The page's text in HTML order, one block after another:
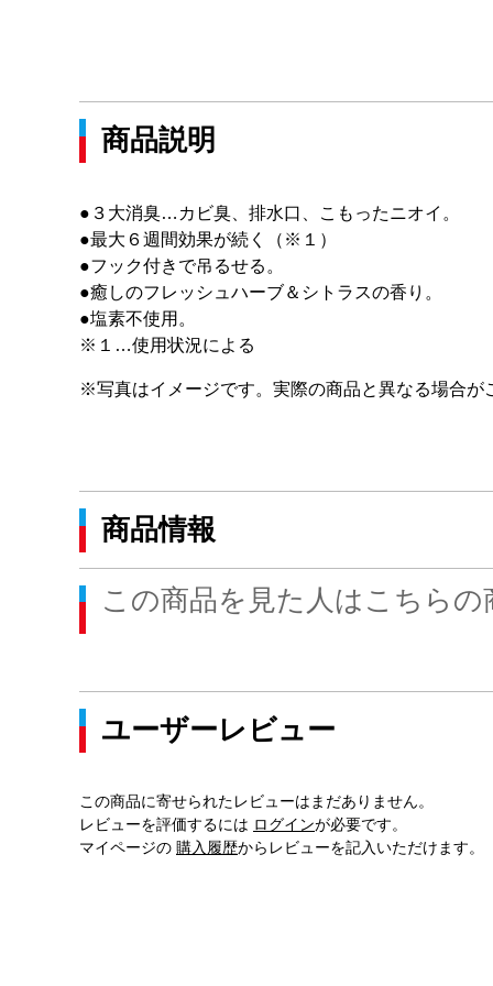
商品説明
●３大消臭…カビ臭、排水口、こもったニオイ。
●最大６週間効果が続く（※１）
●フック付きで吊るせる。
●癒しのフレッシュハーブ＆シトラスの香り。
●塩素不使用。
※１…使用状況による
※写真はイメージです。実際の商品と異なる場合が
商品情報
この商品を見た人はこちら
ユーザーレビュー
この商品に寄せられたレビューはまだありません。
レビューを評価するには ログインが必要です。
マイページの 購入履歴からレビューを記入いただけます。